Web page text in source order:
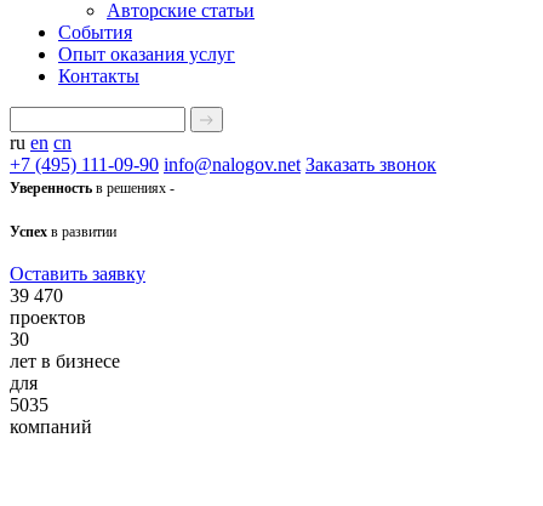
Авторские статьи
События
Опыт оказания услуг
Контакты
ru en cn
+7 (495) 111-09-90 info@nalogov.net Заказать звонок
Уверенность в решениях -
Успех в развитии
Оставить заявку
39 470
проектов
30
лет в бизнесе
для
5035
компаний